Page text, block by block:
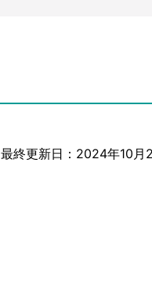
最終更新日：2024年10月